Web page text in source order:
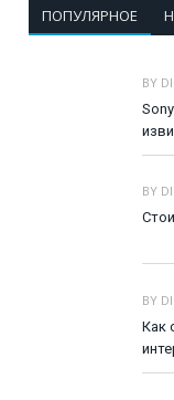
ПОПУЛЯРНОЕ
BY
BY
BY
Как